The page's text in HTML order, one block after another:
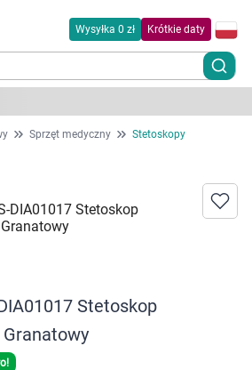
Wysyłka 0 zł Krótkie daty
Sprzęt medyczny Stetoskopy
Stetoskop